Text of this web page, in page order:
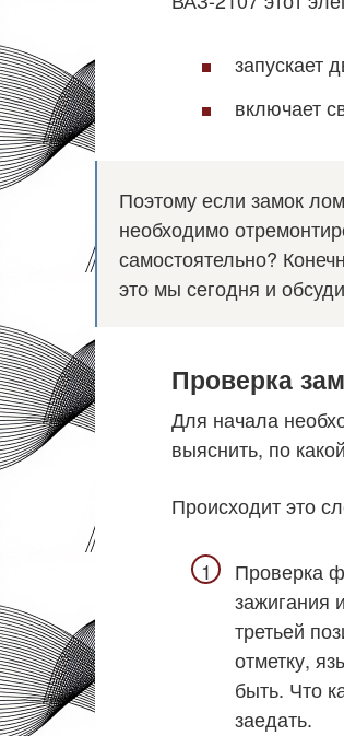
запускает
включает
Поэтому если замок
необходимо
самостоятельно?
это мы сегодня и
Проверка
Для начала
выяснить, по
Происходит это
Проверка
зажигания
третьей
отметку,
быть. Что
заедать.